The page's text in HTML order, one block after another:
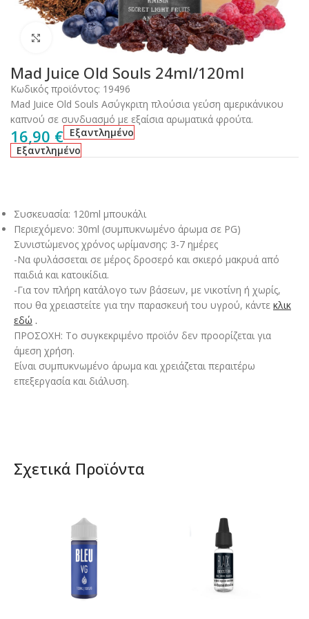
Click to enlarge
Mad Juice Old Souls 24ml/120ml
Κωδικός προϊόντος: 19496
Mad Juice Old Souls Ασύγκριτη πλούσια γεύση αμερικάνικου
καπνού σε συνδυασμό με εξαίσια αρωματικά φρούτα.
16,90 € Εξαντλημένο
Εξαντλημένο
Συσκευασία: 120ml μπουκάλι
Περιεχόμενο: 30ml (συμπυκνωμένο άρωμα σε PG)
Συνιστώμενος χρόνος ωρίμανσης: 3-7 ημέρες
-Να φυλάσσεται σε μέρος δροσερό και σκιερό μακρυά από
παιδιά και κατοικίδια.
-Για τον πλήρη κατάλογο των βάσεων, με νικοτίνη ή χωρίς,
που θα χρειαστείτε για την παρασκευή του υγρού, κάντε κλικ
εδώ .
ΠΡΟΣΟΧΗ: Το συγκεκριμένο προϊόν δεν προορίζεται για
άμεση χρήση.
Είναι συμπυκνωμένο άρωμα και χρειάζεται περαιτέρω
επεξεργασία και διάλυση.
Σχετικά Προϊόντα